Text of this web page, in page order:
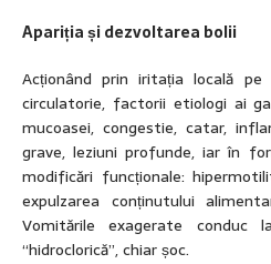
Apariția și dezvoltarea bolii
Acționând prin iritația locală
circulatorie, factorii etiologi ai
mucoasei, congestie, catar,
grave, leziuni profunde, iar în
modificări funcționale:
expulzarea conținutului
Vomitările exagerate conduc
“hidroclorică”, chiar șoc.